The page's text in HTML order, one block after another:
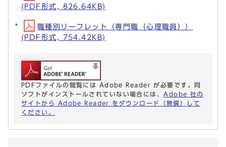
(PDF形式, 826.64KB)
職種別リーフレット（専門職（心理職員））
(PDF形式, 754.42KB)
PDFファイルの閲覧には Adobe Reader が必要です。同
ソフトがインストールされていない場合には、 Adobe 社の
サイトから Adobe Reader をダウンロード（無償）して
ください。